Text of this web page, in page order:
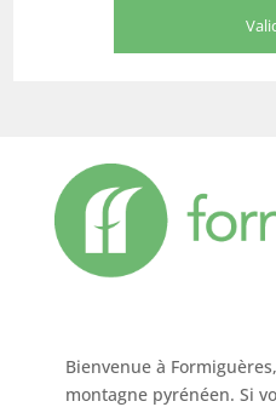
Bienvenue à
montagne pyrénéen. Si